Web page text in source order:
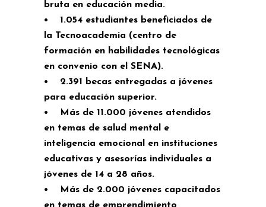
bruta en educación media.
• 1.054 estudiantes beneficiados de
la Tecnoacademia (centro de
formación en habilidades tecnológicas
en convenio con el SENA).
• 2.391 becas entregadas a jóvenes
para educación superior.
• Más de 11.000 jóvenes atendidos
en temas de salud mental e
inteligencia emocional en instituciones
educativas y asesorías individuales a
jóvenes de 14 a 28 años.
• Más de 2.000 jóvenes capacitados